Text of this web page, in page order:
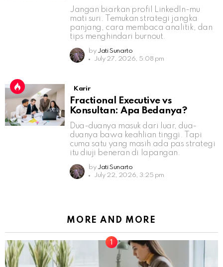
Jangan biarkan profil LinkedIn-mu
mati suri. Temukan strategi jangka
panjang, cara membaca analitik, dan
tips menghindari burnout.
by Jati Sunarto
July 27, 2026, 5:08 pm
Karir
Fractional Executive vs
Konsultan: Apa Bedanya?
Dua-duanya masuk dari luar, dua-
duanya bawa keahlian tinggi. Tapi
cuma satu yang masih ada pas strategi
itu diuji beneran di lapangan.
by Jati Sunarto
July 22, 2026, 3:25 pm
MORE AND MORE